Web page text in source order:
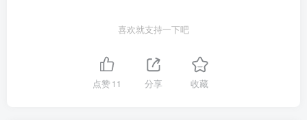
喜欢就支持一下吧
点赞11 分享 收藏